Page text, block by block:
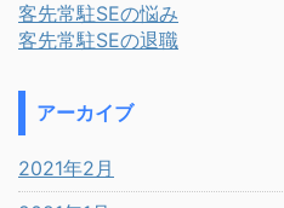
客先常駐SEの悩み
客先常駐SEの退職
アーカイブ
2021年2月